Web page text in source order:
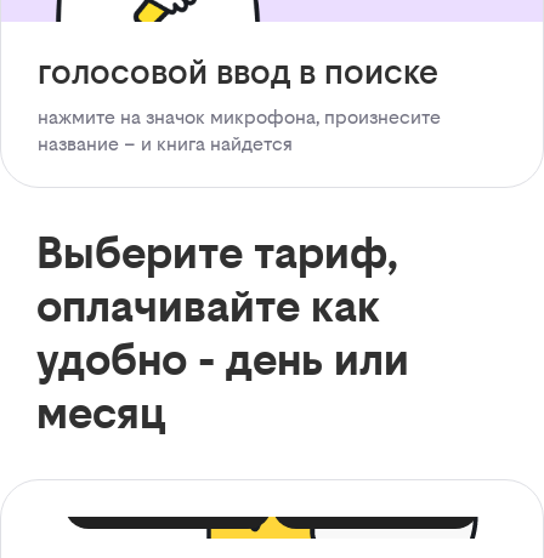
голосовой ввод в поиске
нажмите на значок микрофона, произнесите
название – и книга найдется
Выберите тариф,
оплачивайте как
удобно - день или
месяц